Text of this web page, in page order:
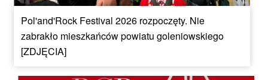
Pol'and'Rock Festival 2026 rozpoczęty. Nie
zabrakło mieszkańców powiatu goleniowskiego
[ZDJĘCIA]